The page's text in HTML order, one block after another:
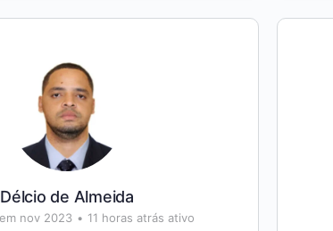
Délcio de Almeida
nov 2023 • 11 horas atrás ativo